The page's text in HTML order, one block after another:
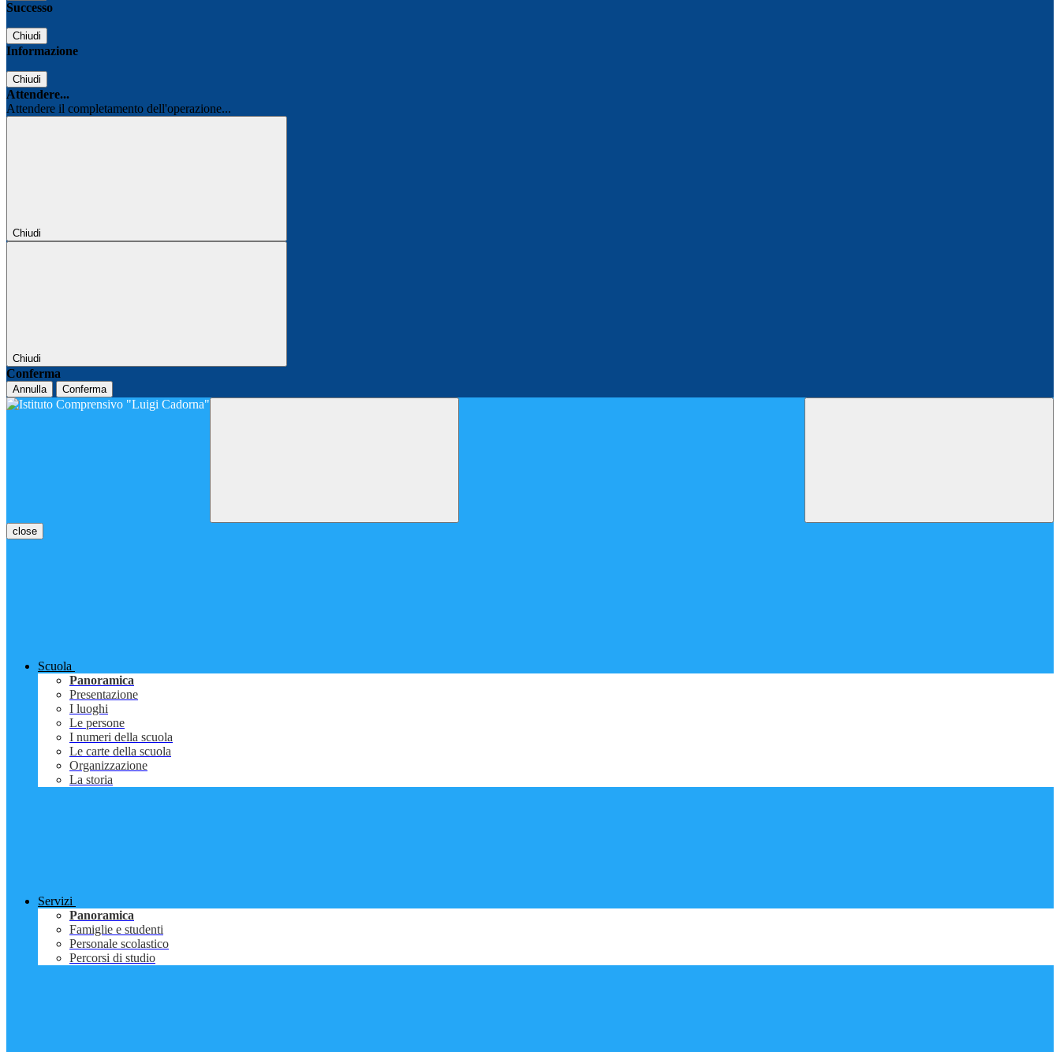
Successo
Chiudi
Informazione
Chiudi
Attendere...
Attendere il completamento dell'operazione...
Chiudi
Chiudi
Conferma
Annulla Conferma
close
Scuola
Panoramica
Presentazione
I luoghi
Le persone
I numeri della scuola
Le carte della scuola
Organizzazione
La storia
Servizi
Panoramica
Famiglie e studenti
Personale scolastico
Percorsi di studio